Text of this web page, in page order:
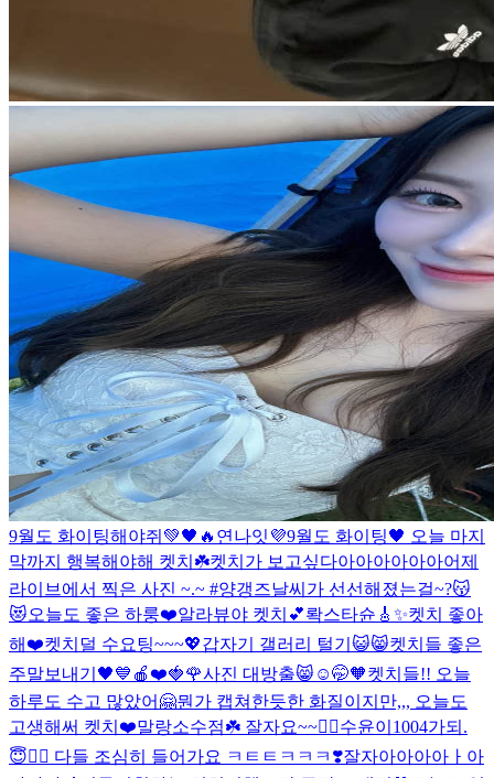
9월도 화이팅해야쥐💚🖤🔥 연나잇💜9월도 화이팅🖤 오늘 마지
막까지 행복해야해 켓치☘️켓치가 보고싶다아아아아아아어제
라이브에서 찍은 사진 ~.~ #양갱즈날씨가 선선해졌는걸~?😽
😻오늘도 좋은 하룽❤️알라뷰야 켓치💕롹스타슌🎸✨켓치 좋아
해❤️켓치덜 수요팅~~~💖갑자기 갤러리 털기😺😸켓치들 좋은
주말보내기🖤💙 🍎❤️🍓🌹사진 대방출😸☺🤭🧡켓치들!! 오늘
하루도 수고 많았어🤗뭔가 캡쳐한듯한 화질이지만,,, 오늘도
고생해써 켓치❤️말랑소수점☘️ 잘자요~~❤️‍🔥수윤이1004가되.
😇❤️‍🔥 다들 조심히 들어가요 ㅋㅌㅌㅋㅋㅋ❣️잘자아아아아ㅏ아